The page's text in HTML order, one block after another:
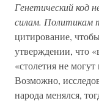
Генетический код
силам. Политикам
цитирование,
утверждении, что
«столетия не
Возможно,
народа менялся,